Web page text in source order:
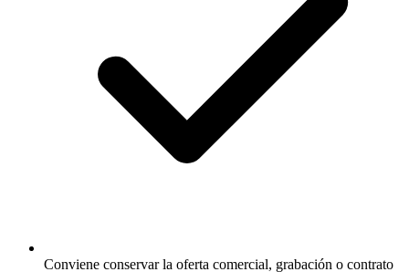
Conviene conservar la oferta comercial, grabación o contrato